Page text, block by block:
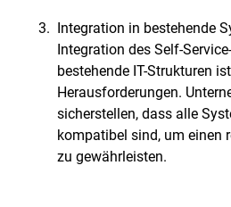
Integration in bestehende
Integration des Self-
bestehende IT-Strukturen
Herausforderungen.
sicherstellen, dass alle
kompatibel sind, um einen
zu gewährleisten.